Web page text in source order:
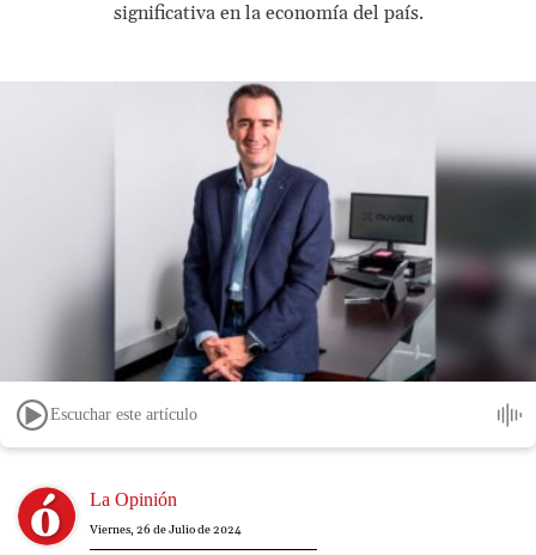
significativa en la economía del país.
Escuchar este artículo
Image La Opinión
Viernes, 26 de Julio de 2024